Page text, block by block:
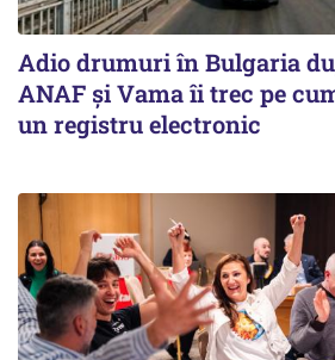
Adio drumuri în Bulgaria
ANAF și Vama îi trec pe
un registru electronic